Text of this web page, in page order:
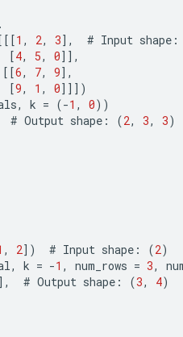
.
1 , 2, 3] , # Input shape :
[4, 5, 0]] ,
[[6, 7, 9] ,
[9, 1 , 0]]] )
, k = (-1 , 0))
# Output shape : (2, 3, 3)
, 2] ) # Input shape : (2)
, k = -1 , num_rows = 3,
] , # Output shape : (3, 4)